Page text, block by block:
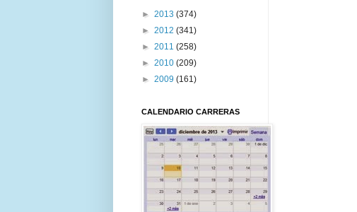
► 2013 (374)
► 2012 (341)
► 2011 (258)
► 2010 (209)
► 2009 (161)
CALENDARIO CARRERAS